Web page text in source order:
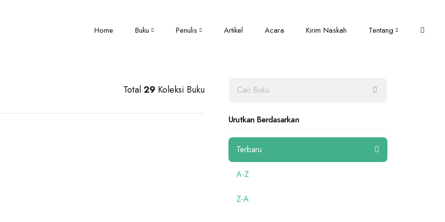
Home Buku Penulis Artikel Acara Kirim Naskah Tentang
Total29 Koleksi Buku
Urutkan Berdasarkan
Terbaru
A-Z
Z-A